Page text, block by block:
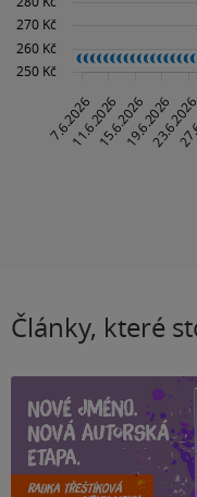
Články, které